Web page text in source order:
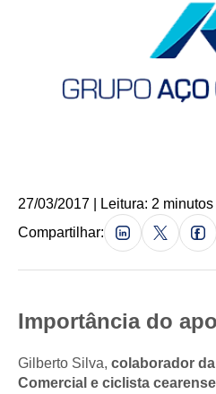
27/03/2017 | Leitura: 2 minutos
Compartilhar:
Importância do
Gilberto Silva, colaborador
Comercial e ciclista